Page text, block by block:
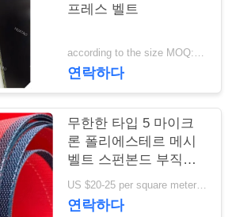
프레스 벨트
according to the size MOQ:12 PC
연락하다
무한한 타입 5 마이크
론 폴리에스테르 메시
벨트 스펀본드 부직포
형성
US $20-25 per square meter MOQ:50 평방미터
연락하다